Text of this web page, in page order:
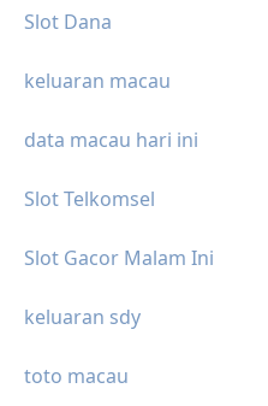
Slot Dana
keluaran macau
data macau hari ini
Slot Telkomsel
Slot Gacor Malam Ini
keluaran sdy
toto macau